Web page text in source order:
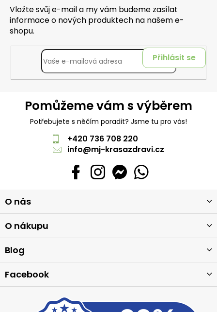
Vložte svůj e-mail a my vám budeme zasílat
informace o nových produktech na našem e-
shopu.
Přihlásit se
Pomůžeme vám s výběrem
Potřebujete s něčím poradit? Jsme tu pro vás!
+420 736 708 220
info@mj-krasazdravi.cz
á
p
a
t
O nás
O nákupu
Blog
Facebook